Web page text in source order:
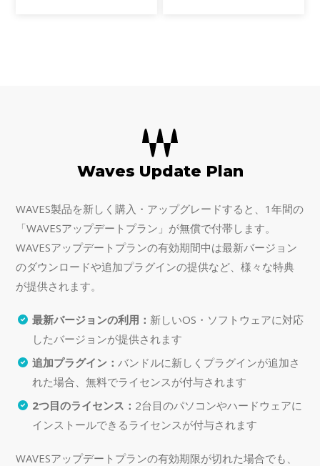
Waves Update Plan
WAVES製品を新しく購入・アップグレードすると、1年間の
「WAVESアップデートプラン」が無償で付帯します。
WAVESアップデートプランの有効期間中は最新バージョン
のダウンロードや追加プラグインの提供など、様々な特典
が提供されます。
最新バージョンの利用： 新しいOS・ソフトウェアに対応
したバージョンが提供されます
追加プラグイン： バンドルに新しくプラグインが追加さ
れた場合、無料でライセンスが付与されます
2つ目のライセンス： 2台目のパソコンやハードウェアに
インストールできるライセンスが付与されます
WAVESアップデートプランの有効期限が切れた場合でも、